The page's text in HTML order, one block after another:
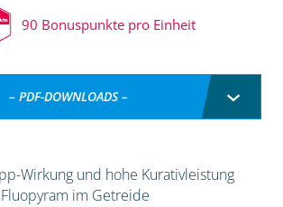
90 Bonuspunkte pro Einheit
– PDF-DOWNLOADS –
Wirkung und hohe Kurativleistung
im Getreide